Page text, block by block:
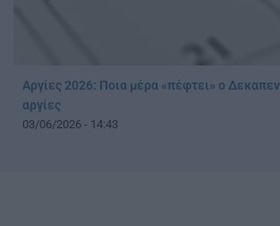
Αργίες 2026: Ποια μέρα «πέφτει» o
αργίες
03/06/2026 - 14:43